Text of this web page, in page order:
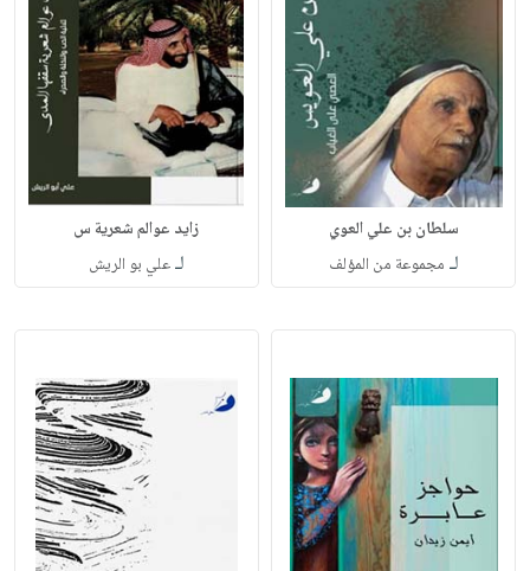
سلطان بن علي العوي
لـ مجموعة من المؤلف
زايد عوالم شعرية س
لـعلي بو الريش